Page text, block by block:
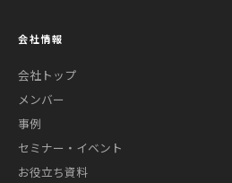
会社情報
会社トップ
メンバー
事例
セミナー・イベント
お役立ち資料